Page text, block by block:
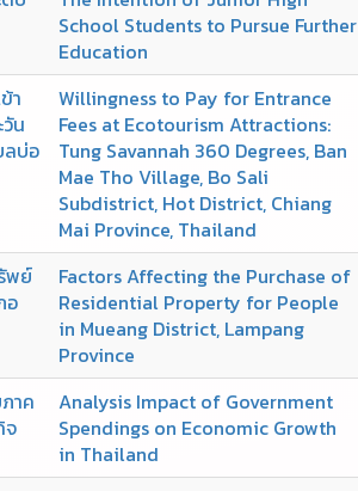
School Students to Pursue Further
Education
า
น
ลบ่อ
Willingness to Pay for Entrance
Fees at Ecotourism Attractions:
Tung Savannah 360 Degrees, Ban
Mae Tho Village, Bo Sali
Subdistrict, Hot District, Chiang
Mai Province, Thailand
พย์
อ
Factors Affecting the Purchase of
Residential Property for People
in Mueang District, Lampang
Province
าค
จ
Analysis Impact of Government
Spendings on Economic Growth
in Thailand